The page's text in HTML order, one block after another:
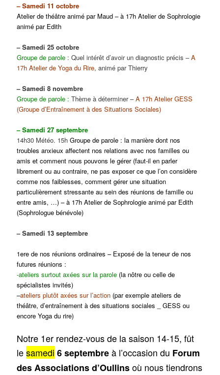
– Samedi 11 octobre
Atelier de théâtre animé par Maud – à 17h Atelier de Sophrologie
animé par Edith
– Samedi 25 octobre
Groupe de parole : Quel intérêt d’avoir un diagnostic précis –A
17h Atelier de Yoga du Rire, animé par Thierry
– Samedi 8 novembre
Groupe de parole : Thème à déterminer –A 17h Atelier GESS
(Groupe d’Entraînement à des Situations Sociales)
– Samedi 27 septembre
14h30 Météo. 15hGroupe de parole : la manière dont nos
troubles anxieux affectent nos relations avec nos familles ou
amis et comment nous pouvons le gérer (faut-il en parler
librement ou au contraire, ne pas exposer ce que l’on considère
comme nos faiblesses, comment gérer une situation
particulièrement stressante au sein des réunions de famille ou
entre amis, …) – à 17h Atelier de Sophrologie animé par Edith
(Sophrologue bénévole)
– Samedi 13 septembre
1ere de nos réunions ordinaires – Exposé de la teneur de nos
futures réunions :
-ateliers surtout axées sur la parole (la nôtre ou celle de
spécialistes invités)
–ateliers plutôt axées sur l’action (par exemple ateliers de
théâtre, d’entraînement à des situations sociales _ GESS ou
encore Yoga du rire)
Notre 1er rendez-vous de la saison 14-15, fût
lesamedi 6 septembreà l’occasion du Forum
des Associations d’Oullinsoù nous tiendrons